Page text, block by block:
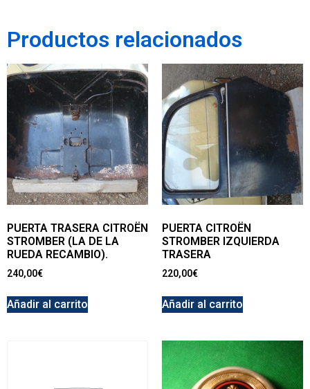
Productos relacionados
PUERTA TRASERA CITROËN
STROMBER (LA DE LA
RUEDA RECAMBIO).
240,00€
Añadir al carrito
PUERTA CITROËN
STROMBER IZQUIERDA
TRASERA
220,00€
Añadir al carrito